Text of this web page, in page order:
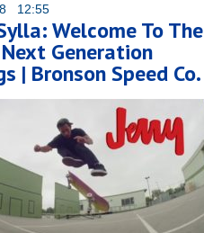
12:55
Welcome To The
Generation
| Bronson Speed Co.